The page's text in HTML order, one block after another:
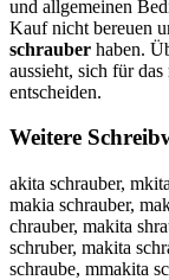
und allgemeinen
Kauf nicht bereuen
schrauber haben.
aussieht, sich für
entscheiden.
Weitere
akita schrauber,
makia schrauber,
chrauber, makita
schruber, makita
schraube, mmakita